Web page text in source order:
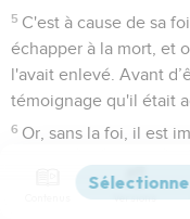
5 C'est à cause de sa
échapper à la mort, et
l'avait enlevé. Avant
témoignage qu'il était
6 Or, sans la foi, il est
qu'il récompense
Versions